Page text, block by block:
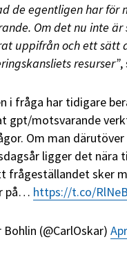
de egentligen har för
Om det nu inte
uppifrån och ett sätt
resurser”,
i fråga har tidigare
gpt/motsvarande
Om man
ligger det nära
frågeställandet sker
på… https://t.co/
(@CarlOskar)